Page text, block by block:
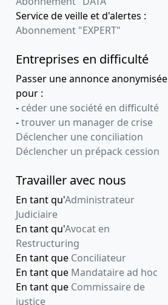
Service de veille et d'alertes :
Abonnement "EXPERT"
Entreprises en difficulté
Passer une annonce anonymisée
pour :
- céder une société en difficulté
-trouver un manager de crise
Déclencher une conciliation
Déclencher un prépack cession
Travailler avec nous
En tant qu'Administrateur
Judiciaire
En tant qu'Avocat en
Restructuring
En tant que Conciliateur
En tant que Mandataire ad hoc
En tant que Commissaire de
justice